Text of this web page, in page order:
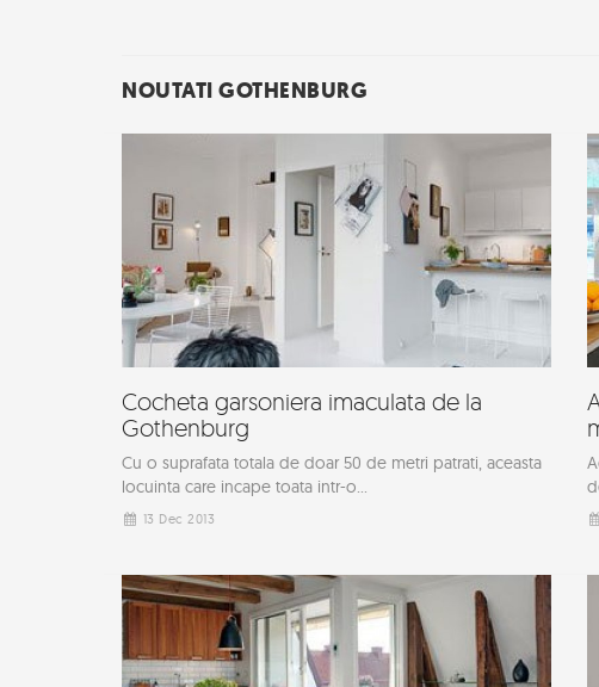
NOUTATI GOTHENBURG
Cocheta garsoniera imaculata de la
Gothenburg
Cu o suprafata totala de doar 50 de metri patrati, aceasta
locuinta care incape toata intr-o...
13 Dec 2013